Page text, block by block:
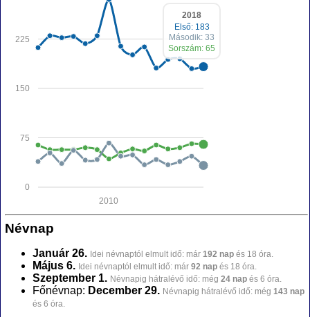
0
75
150
225
2010
2018
Első: 183
Második: 33
Sorszám: 65
Névnap
Január 26. Idei névnaptól elmult idő: már 192 nap és 18 óra.
Május 6. Idei névnaptól elmult idő: már 92 nap és 18 óra.
Szeptember 1. Névnapig hátralévő idő: még 24 nap és 6 óra.
Főnévnap: December 29. Névnapig hátralévő idő: még 143 nap
és 6 óra.